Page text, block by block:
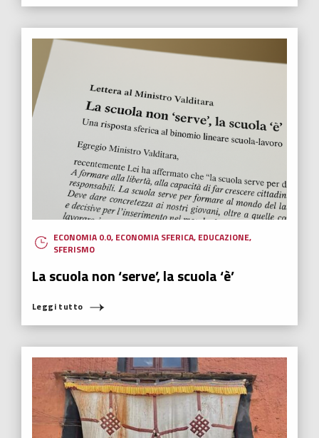
ECONOMIA 0.0, ECONOMIA SFERICA, EDUCAZIONE,
SFERISMO
La scuola non ‘serve’, la scuola ‘è’
Leggi tutto